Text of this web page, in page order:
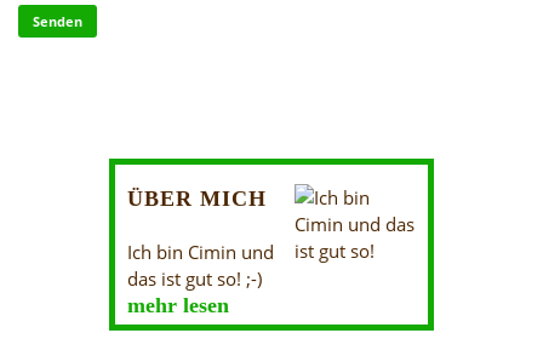
ÜBER MICH
Ich bin Cimin und
das ist gut so! ;-)
mehr lesen